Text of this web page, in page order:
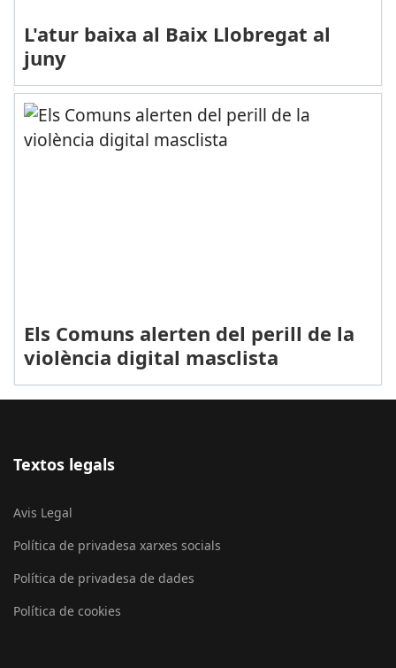
L'atur baixa al Baix Llobregat al
juny
Els Comuns alerten del perill de la
violència digital masclista
Textos legals
Avis Legal
Política de privadesa xarxes socials
Política de privadesa de dades
Política de cookies